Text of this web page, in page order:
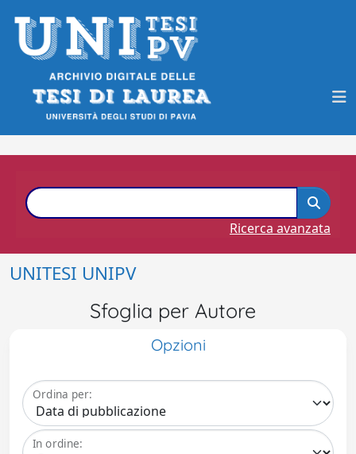
Ricerca avanzata
UNITESI UNIPV
Sfoglia per Autore
Opzioni
Ordina per:
In ordine: